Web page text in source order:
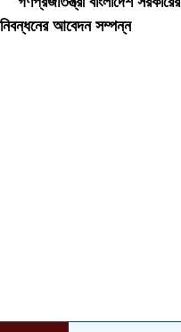
নিবন্ধনের আবেদন সম্পন্ন